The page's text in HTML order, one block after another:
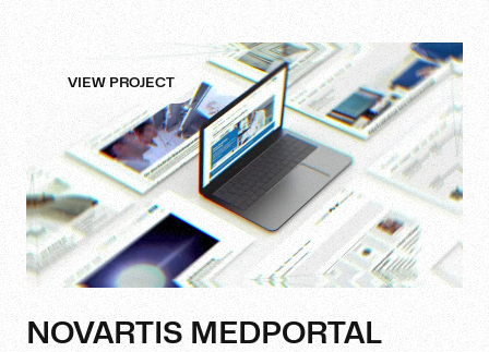
VIEW PROJECT
NOVARTIS MEDPORTAL